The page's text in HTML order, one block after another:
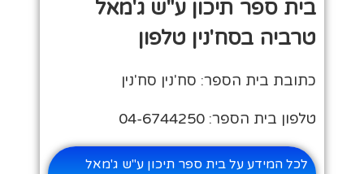
בית ספר תיכון ע"ש ג'מאל
טרביה בסח'נין טלפון
כתובת בית הספר: סח'נין סח'נין
טלפון בית הספר: 04-6744250
לכל המידע על בית ספר תיכון ע"ש ג'מאל